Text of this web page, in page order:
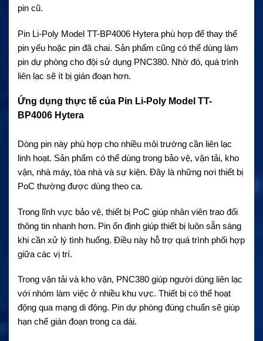
pin cũ.
Pin Li-Poly Model TT-BP4006 Hytera phù hợp để thay thế
pin yếu hoặc pin đã chai. Sản phẩm cũng có thể dùng làm
pin dự phòng cho đội sử dụng PNC380. Nhờ đó, quá trình
liên lạc sẽ ít bị gián đoạn hơn.
Ứng dụng thực tế của Pin Li-Poly Model TT-
BP4006 Hytera
Dòng pin này phù hợp cho nhiều môi trường cần liên lạc
linh hoạt. Sản phẩm có thể dùng trong bảo vệ, vận tải, kho
vận, nhà máy, tòa nhà và sự kiện. Đây là những nơi thiết bị
PoC thường được dùng theo ca.
Trong lĩnh vực bảo vệ, thiết bị PoC giúp nhân viên trao đổi
thông tin nhanh hơn. Pin ổn định giúp thiết bị luôn sẵn sàng
khi cần xử lý tình huống. Điều này hỗ trợ quá trình phối hợp
giữa các vị trí.
Trong vận tải và kho vận, PNC380 giúp người dùng liên lạc
với nhóm làm việc ở nhiều khu vực. Thiết bị có thể hoạt
động qua mạng di động. Pin dự phòng đúng chuẩn sẽ giúp
hạn chế gián đoạn trong ca dài.